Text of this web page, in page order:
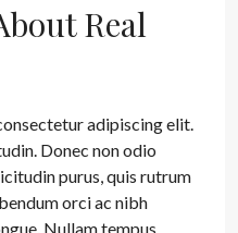
Real
adipiscing elit.
Donec non odio
purus, quis rutrum
orci ac nibh
Nullam tempus